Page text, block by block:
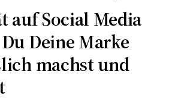
auf Social Media
Deine Marke
machst und